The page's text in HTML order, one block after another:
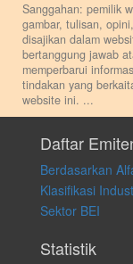
Sanggahan: pemilik
gambar, tulisan,
disajikan dalam
bertanggung jawab
memperbarui
tindakan yang
website ini. ...
pribadi. Kami tidak
membeli, menjual
transaksi
atas keputusan
apapun juga, yang
langsung atas
Daftar
Berdasarkan
Klasifikasi
Sektor BEI
Statistik